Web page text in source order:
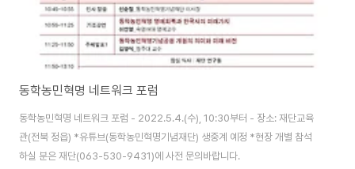
동학농민혁명 네트워크 포럼
동학농민혁명 네트워크 포럼 - 2022.5.4.(수), 10:30부터 - 장소: 재단교육
관(전북 정읍) *유튜브(동학농민혁명기념재단) 생중계 예정 *현장 개별 참석
하실 분은 재단(063-530-9431)에 사전 문의바랍니다.